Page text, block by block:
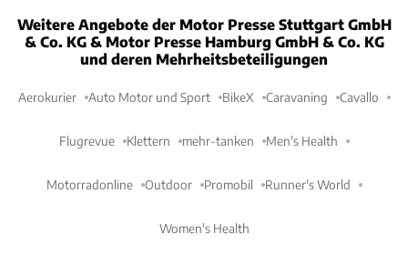
Weitere Angebote der Motor Presse Stuttgart GmbH
& Co. KG & Motor Presse Hamburg GmbH & Co. KG
und deren Mehrheitsbeteiligungen
Aerokurier Auto Motor und Sport BikeX Caravaning Cavallo
Flugrevue Klettern mehr-tanken Men's Health
Motorradonline Outdoor Promobil Runner's World
Women's Health